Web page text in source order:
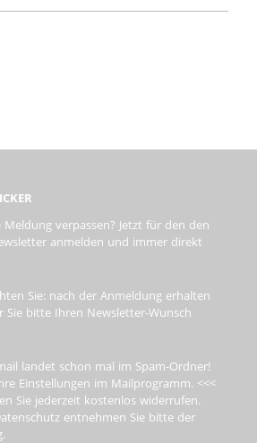
verpassen? Jetzt für den den
anmelden und immer direkt
Sie: nach der Anmeldung erhalten
Sie bitte Ihren Newsletter-Wunsch
landet schon mal im Spam-Ordner!
Einstellungen im Mailprogramm. <<<
Sie jederzeit kostenlos widerrufen.
entnehmen Sie bitte der